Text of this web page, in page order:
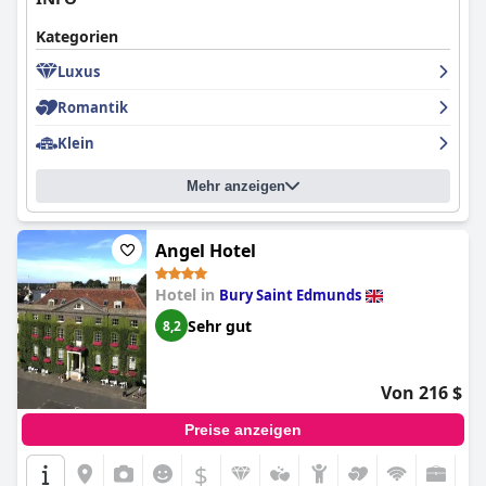
Kategorien
Luxus
Romantik
Klein
Mehr anzeigen
Angel Hotel
Hotel in Bury Saint Edmunds
8,2 Sehr gut
Von 216 $
Preise anzeigen
$